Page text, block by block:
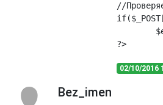
//
02/10/2016
Bez_imen